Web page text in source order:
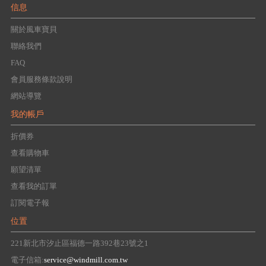
信息
關於風車寶貝
聯絡我們
FAQ
會員服務條款說明
網站導覽
我的帳戶
折價券
查看購物車
願望清單
查看我的訂單
訂閱電子報
位置
221新北市汐止區福德一路392巷23號之1
電子信箱:service@windmill.com.tw